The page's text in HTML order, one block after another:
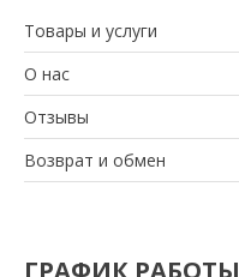
Товары и услуги
О нас
Отзывы
Возврат и обмен
ГРАФИК РАБОТЫ